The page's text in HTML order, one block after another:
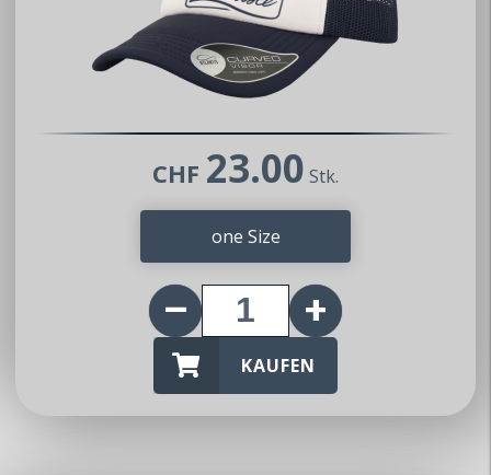
CHF 23.00 Stk.
one Size
KAUFEN
Datenschutz
Partner
inteco edv ag
Mazda Club Schweiz
Mitglied werden
Wer dem MX5 Club Zürisee beitreten
möchte, kann uns gerne kontaktieren.
Wir nehmen dann umgehend Kontakt auf
und geben gerne weitere Auskünfte.